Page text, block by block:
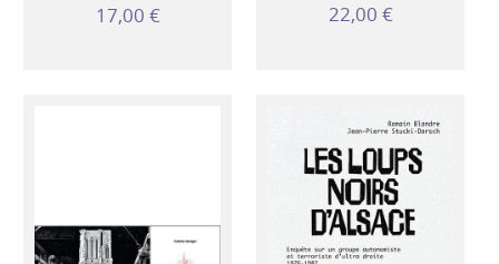
17,00 € 22,00 €